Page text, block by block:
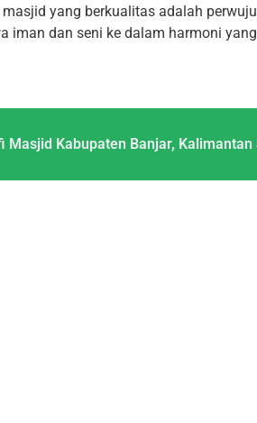
yang berkualitas adalah
iman dan seni ke dalam harmoni
Masjid Kabupaten Banjar, Kalimantan